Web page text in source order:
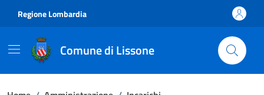
Regione Lombardia
Comune di Lissone